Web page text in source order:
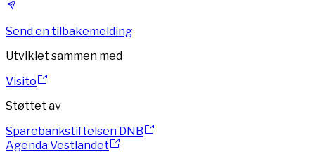
Send en tilbakemelding
Utviklet sammen med
Visito
Støttet av
Sparebankstiftelsen DNB
Agenda Vestlandet